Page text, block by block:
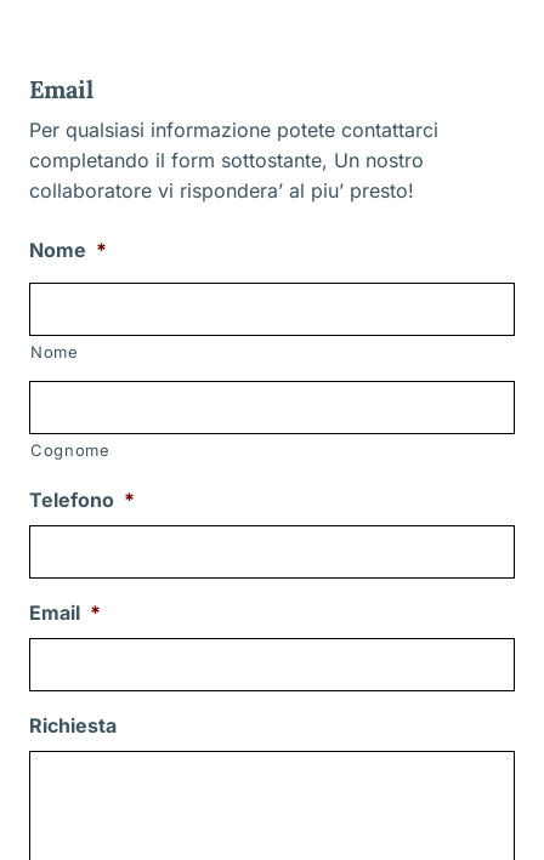
Email
Per qualsiasi informazione potete contattarci
completando il form sottostante, Un nostro
collaboratore vi rispondera’ al piu’ presto!
Nome *
Nome
Cognome
Telefono *
Email *
Richiesta